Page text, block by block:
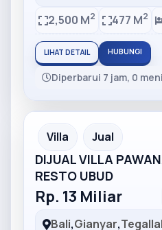
2,500 M2 477 M2
LIHAT DETAIL HUBUNGI
Diperbarui 7 jam, 0
Partner Ad
Villa Jual
DIJUAL VILLA
RESTO UBUD
Rp. 13 Miliar
Bali,Gianyar,